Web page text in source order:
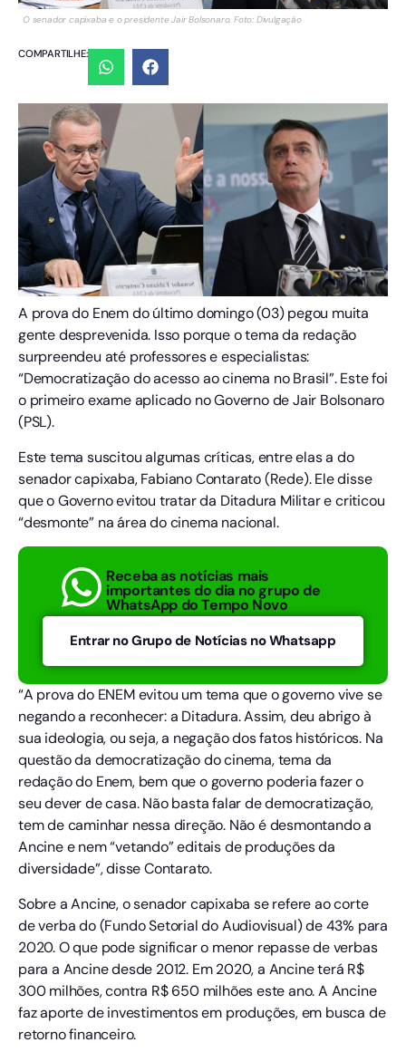
O senador capixaba e o presidente Jair Bolsonaro. Foto: Divulgação
COMPARTILHE:
A prova do Enem do último domingo (03) pegou muita
gente desprevenida. Isso porque o tema da redação
surpreendeu até professores e especialistas:
“Democratização do acesso ao cinema no Brasil”. Este foi
o primeiro exame aplicado no Governo de Jair Bolsonaro
(PSL).
Este tema suscitou algumas críticas, entre elas a do
senador capixaba, Fabiano Contarato (Rede). Ele disse
que o Governo evitou tratar da Ditadura Militar e criticou
“desmonte” na área do cinema nacional.
Receba as notícias mais
importantes do dia no grupo de
WhatsApp do Tempo Novo
Entrar no Grupo de Notícias no Whatsapp
“A prova do ENEM evitou um tema que o governo vive se
negando a reconhecer: a Ditadura. Assim, deu abrigo à
sua ideologia, ou seja, a negação dos fatos históricos. Na
questão da democratização do cinema, tema da
redação do Enem, bem que o governo poderia fazer o
seu dever de casa. Não basta falar de democratização,
tem de caminhar nessa direção. Não é desmontando a
Ancine e nem “vetando” editais de produções da
diversidade”, disse Contarato.
Sobre a Ancine, o senador capixaba se refere ao corte
de verba do (Fundo Setorial do Audiovisual) de 43% para
2020. O que pode significar o menor repasse de verbas
para a Ancine desde 2012. Em 2020, a Ancine terá R$
300 milhões, contra R$ 650 milhões este ano. A Ancine
faz aporte de investimentos em produções, em busca de
retorno financeiro.